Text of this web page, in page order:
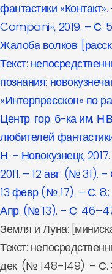
фантастики
Compani», 2019. – С.
Жалоба волков:
Текст:
познания:
«Интерпресскон» по
Центр. гор. б-ка им.
любителей
Н. – Новокузнецк,
2011. – 12 авг. (№ 31).
13 февр (№ 17). – С. 8.;
Апр. (№ 13). – С.
Земля и Луна:
Текст:
дек. (№ 148–149). – С.